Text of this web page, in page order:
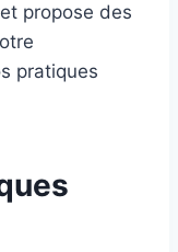
propose des
pratiques